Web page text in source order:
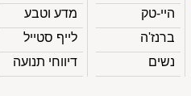
היי-טק
ברנז'ה
נשים
מדע וטבע
לייף סטייל
דיווחי תנועה